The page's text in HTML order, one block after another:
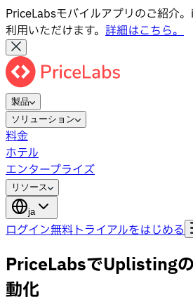
PriceLabsモバイルアプリのご紹介
利用いただけます。 詳細はこちら。
製品
ソリューション
料金
ホテル
エンタープライズ
リソース
ja
ログイン無料トライアルをはじめる
PriceLabsでUplisting
動化